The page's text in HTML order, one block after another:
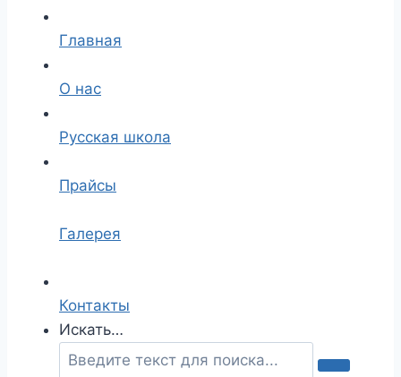
Главная
О нас
Русская школа
Прайсы
Галерея
Контакты
Искать…